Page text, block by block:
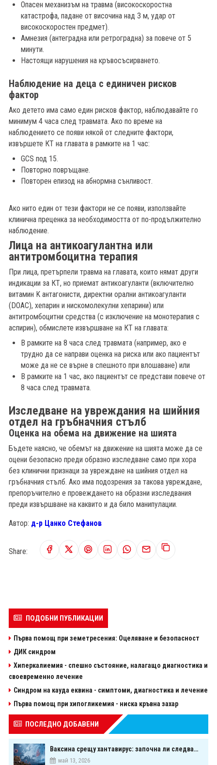
Опасен механизъм на травма (високоскоростна
катастрофа, падане от височина над 3 м, удар от
високоскоростен предмет).
Амнезия (антеградна или ретроградна) за повече от 5
минути.
Настоящи нарушения на кръвосъсирването.
Наблюдение на деца с единичен рисков
фактор
Ако детето има само един рисков фактор, наблюдавайте го
минимум 4 часа след травмата. Ако по време на
наблюдението се появи някой от следните фактори,
извършете КТ на главата в рамките на 1 час:
GCS под 15.
Повторно повръщане.
Повторен епизод на абнормна сънливост.
Ако нито един от тези фактори не се появи, използвайте
клинична преценка за необходимостта от по-продължително
наблюдение.
Лица на антикоагулантна или
антитромбоцитна терапия
При лица, претърпели травма на главата, които нямат други
индикации за КТ, но приемат антикоагуланти (включително
витамин K антагонисти, директни орални антикоагуланти
(DOAC), хепарин и нискомолекулни хепарини) или
антитромбоцитни средства (с изключение на монотерапия с
аспирин), обмислете извършване на КТ на главата:
В рамките на 8 часа след травмата (например, ако е
трудно да се направи оценка на риска или ако пациентът
може да не се върне в спешното при влошаване) или
В рамките на 1 час, ако пациентът се представи повече от
8 часа след травмата.
Изследване на увреждания на шийния
отдел на гръбначния стълб
Оценка на обема на движение на шията
Бъдете наясно, че обемът на движение на шията може да се
оцени безопасно преди образно изследване само при хора
без клинични признаци за увреждане на шийния отдел на
гръбначния стълб. Ако има подозрения за такова увреждане,
препоръчително е провеждането на образни изследвания
преди извършване на каквито и да било манипулации.
Автор: д-р Цанко Стефанов
Share:
ПОДОБНИ ПУБЛИКАЦИИ
Първа помощ при земетресения: Оцеляване и безопасност
ДИК синдром
Хиперкалиемия - спешно състояние, налагащо диагностика и
своевременно лечение
Синдром на кауда еквина - симптоми, диагностика и лечение
Първа помощ при хипогликемия - ниска кръвна захар
ПОСЛЕДНО ДОБАВЕНИ
Ваксина срещу хантавирус: започна ли следващата голяма надпревара в медицината?
май 13, 2026